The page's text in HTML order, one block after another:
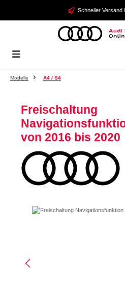
Zum Hauptinhalt springen Schneller Versand
Modelle A4 / S4
Freischaltung
von 2016 bis 2020
Bildergalerie überspringen